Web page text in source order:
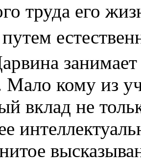
труда его
Мало кому из
вклад не